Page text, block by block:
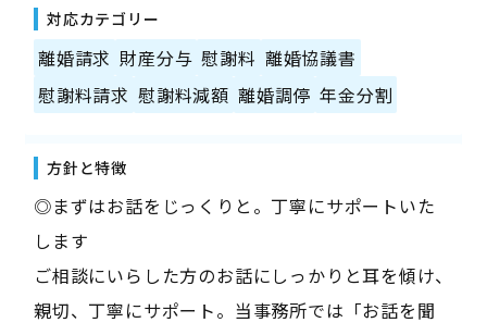
対応カテゴリー
離婚請求 財産分与 慰謝料 離婚協議書
慰謝料請求 慰謝料減額 離婚調停 年金分割
方針と特徴
◎まずはお話をじっくりと。丁寧にサポートいた
します
ご相談にいらした方のお話にしっかりと耳を傾け、
親切、丁寧にサポート。当事務所では「お話を聞